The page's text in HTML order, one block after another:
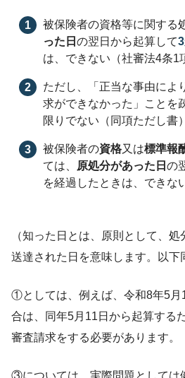
被保険者の資格等に関する
った日の翌日から起算して
は、できない（社審法4条1
ただし、「正当な事由に
求ができなかった」こと
限りでない（同項ただし書）
被保険者の資格又は標準報
ては、
原処分があった日の
を経過したときは、できな
（知った日とは、原則として、
送達された日を意味します。以下
①としては、例えば、令和8年5月
合は、同年5月11日から起算する
審査請求をする必要があります。
③については、実際問題としては